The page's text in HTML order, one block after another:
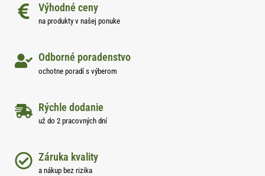
Výhodné ceny
na produkty v našej ponuke
Odborné poradenstvo
ochotne poradí s výberom
Rýchle dodanie
už do 2 pracovných dní
Záruka kvality
a nákup bez rizika